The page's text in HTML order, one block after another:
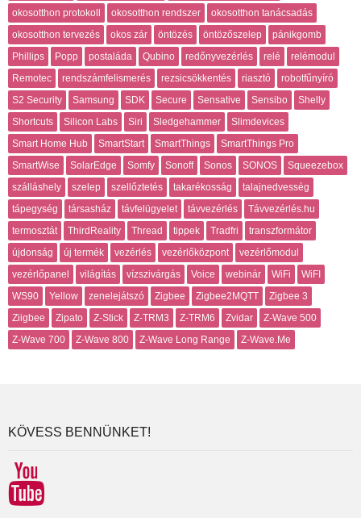
okosotthon protokoll
okosotthon rendszer
okosotthon tanácsadás
okosotthon tervezés
okos zár öntözés öntözőszelep
pánikgomb
Phillips
Popp postaláda Qubino redőnyvezérlés relé
relémodul
Remotec
rendszámfelismerés rezsicsökkentés riasztó
robotfűnyíró
S2 Security
Samsung SDK Secure Sensative Sensibo
Shelly
Shortcuts
Silicon Labs Siri Sledgehammer
Slimdevices
Smart Home Hub
SmartStart SmartThings
SmartThings Pro
SmartWise
SolarEdge Somfy Sonoff Sonos SONOS
Squeezebox
szálláshely
szelep szellőztetés takarékosság
talajnedvesség
tápegység
társasház távfelügyelet távvezérlés
Távvezérlés.hu
termosztát
ThirdReality Thread tippek Tradfri
transzformátor
újdonság
új termék vezérlés vezérlőközpont
vezérlőmodul
vezérlőpanel
világítás vízszivárgás Voice webinár WiFi
WiFI
WS90
Yellow zenelejátszó Zigbee Zigbee2MQTT
Zigbee 3
Ziigbee
Zipato Z-Stick Z-TRM3 Z-TRM6 Zvidar
Z-Wave 500
Z-Wave 700
Z-Wave 800 Z-Wave Long Range Z-Wave.Me
KÖVESS BENNÜNKET!